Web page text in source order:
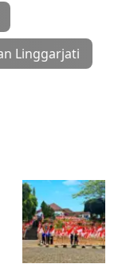
Linggarjati